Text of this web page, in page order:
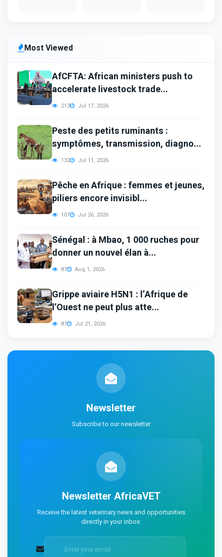
Most Viewed
AfCFTA: African ministers push to
accelerate livestock trade...
213 Jul 17, 2026
Peste des petits ruminants :
symptômes, transmission, diagno...
132 Jul 11, 2026
Pêche en Afrique : femmes et jeunes,
piliers encore invisibl...
107 Jul 26, 2026
Sénégal : à Mbao, 1 000 ruches pour
donner un nouvel élan à...
87 Aug 1, 2026
Grippe aviaire H5N1 : l’Afrique de
l’Ouest ne peut plus atte...
87 Jul 21, 2026
Newsletter
Subscribe to our newsletter
Newsletter AfricaVET
Receive the latest veterinary news and opportunities
directly in your inbox.